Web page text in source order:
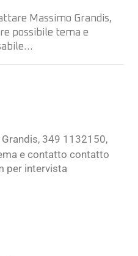
Massimo Grandis,
possibile tema e
349 1132150,
e contatto contatto
per intervista